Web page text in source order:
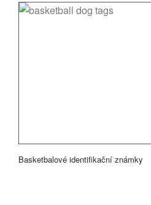
Basketbalové identifikační známky